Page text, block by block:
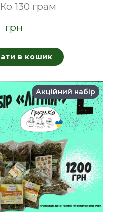
130 грам
грн
в кошик
Акційний набір